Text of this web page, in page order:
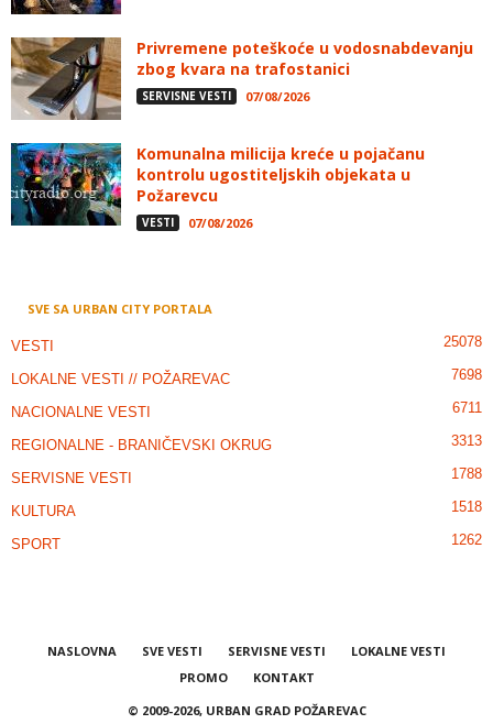
Privremene poteškoće u vodosnabdevanju
zbog kvara na trafostanici
SERVISNE VESTI 07/08/2026
Komunalna milicija kreće u pojačanu
kontrolu ugostiteljskih objekata u
Požarevcu
VESTI 07/08/2026
SVE SA URBAN CITY PORTALA
VESTI 25078
LOKALNE VESTI // POŽAREVAC 7698
NACIONALNE VESTI 6711
REGIONALNE - BRANIČEVSKI OKRUG 3313
SERVISNE VESTI 1788
KULTURA 1518
SPORT 1262
NASLOVNA SVE VESTI SERVISNE VESTI
LOKALNE VESTI
PROMO
KONTAKT
© 2009-2026, URBAN GRAD POŽAREVAC